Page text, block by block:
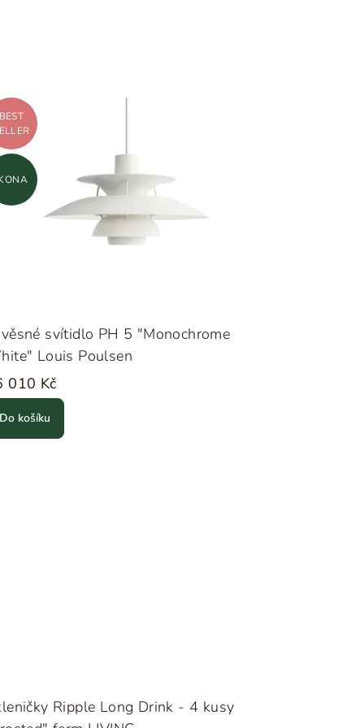
svítidlo PH 5 "Monochrome
Louis Poulsen
010 Kč
košíku
Ripple Long Drink - 4 kusy